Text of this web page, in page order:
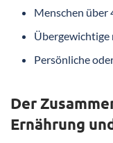
Menschen über
Persönliche
Der
Ernährung